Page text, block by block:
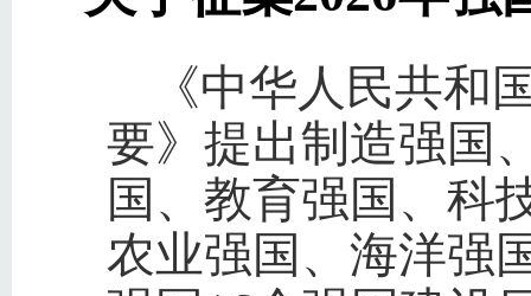
《中华人民共和
要》提出制造强国
国、教育强国、科
农业强国、海洋强